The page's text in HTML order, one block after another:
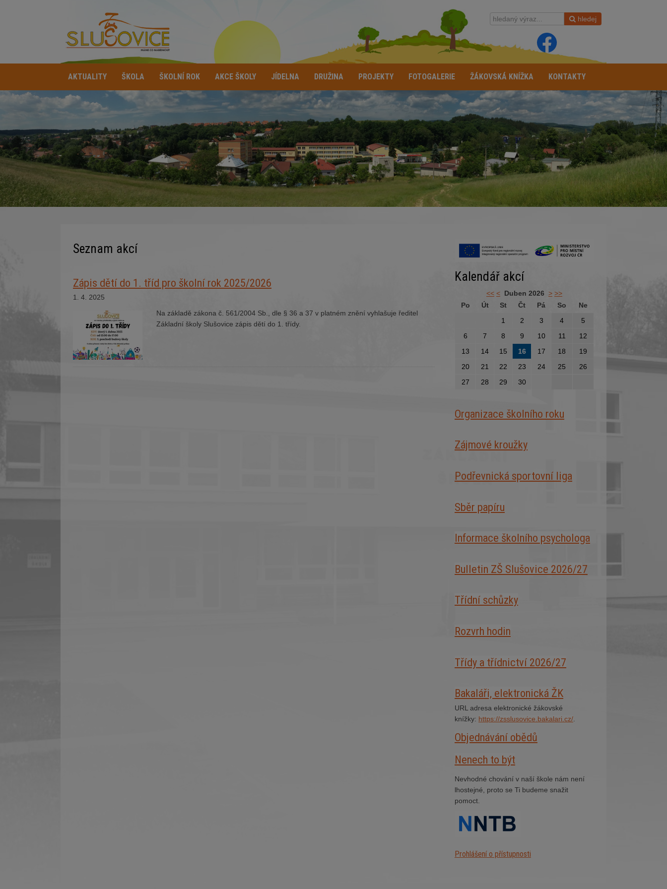
hledej
AKTUALITY ŠKOLA ŠKOLNÍ ROK AKCE ŠKOLY JÍDELNA DRUŽINA PROJEKTY FOTOGALERIE ŽÁKOVSKÁ KNÍŽKA KONTAKTY
Seznam akcí
Zápis dětí do 1. tříd pro školní rok 2025/2026
1. 4. 2025
Na základě zákona č. 561/2004 Sb., dle § 36 a 37 v platném znění vyhlašuje ředitel
Základní školy Slušovice zápis dětí do 1. třídy.
Kalendář akcí
<< < Duben 2026 > >>
Po
Út St Čt Pá So
Ne
1
2 3 4
5
6
7 8 9 10 11
12
13
14 15 16 17 18
19
20
21 22 23 24 25
26
27
28 29 30
Organizace školního roku
Zájmové kroužky
Podřevnická sportovní liga
Sběr papíru
Informace školního psychologa
Bulletin ZŠ Slušovice 2026/27
Třídní schůzky
Rozvrh hodin
Třídy a třídnictví 2026/27
Bakaláři, elektronická ŽK
URL adresa elektronické žákovské
knížky: https://zsslusovice.bakalari.cz/
Objednávání obědů
Nenech to být
Nevhodné chování v naší škole nám není
lhostejné, proto se Ti budeme snažit
pomoct.
Prohlášení o přístupnosti